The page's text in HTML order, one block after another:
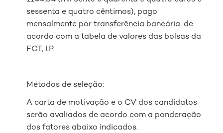
sessenta e quatro cêntimos), pago
mensalmente por transferência bancária, de
acordo com a tabela de valores das bolsas da
FCT, I.P.
Métodos de seleção:
A carta de motivação e o CV dos candidatos
serão avaliados de acordo com a ponderação
dos fatores abaixo indicados.